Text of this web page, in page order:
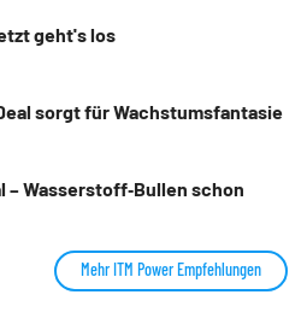
geht's los
sorgt für Wachstumsfantasie
– Wasserstoff‑Bullen schon
Mehr ITM Power Empfehlungen